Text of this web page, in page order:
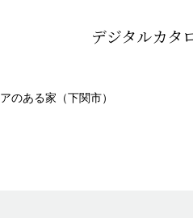
デジタルカタ
のある家（下関市）